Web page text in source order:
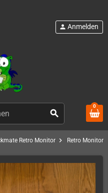
search
person Anmelden
0
Retro Monitor chevron_right Retro Monitor